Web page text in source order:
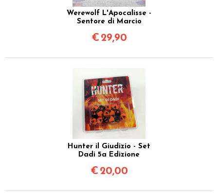
Werewolf L'Apocalisse -
Sentore di Marcio
€ 29,90
Hunter il Giudizio - Set
Dadi 5a Edizione
€ 20,00